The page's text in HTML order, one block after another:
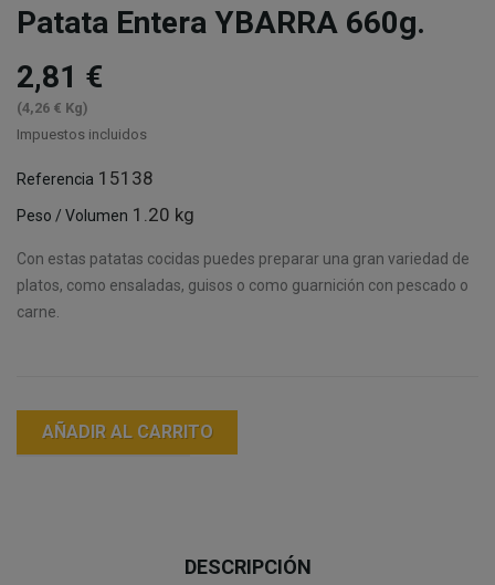
Patata Entera YBARRA 660g.
2,81 €
(4,26 € Kg)
Impuestos incluidos
Referencia 15138
Peso / Volumen 1.20 kg
Con estas patatas cocidas puedes preparar una gran variedad de
platos, como ensaladas, guisos o como guarnición con pescado o
carne.
AÑADIR AL CARRITO
DESCRIPCIÓN